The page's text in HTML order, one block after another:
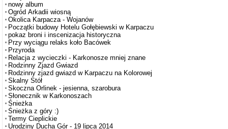
nowy album
Ogród Arkadii wiosną
Okolica Karpacza - Wojanów
Początki budowy Hotelu Gołębiewski w Karpaczu
pokaz broni i inscenizacja historyczna
Przy wyciągu relaks koło Bacówek
Przyroda
Relacja z wycieczki - Karkonosze mniej znane
Rodzinny Zjazd Gwiazd
Rodzinny zjazd gwiazd w Karpaczu na Kolorowej
Skalny Stół
Skoczna Orlinek - jesienna, szarobura
Słonecznik w Karkonoszach
Śnieżka
Śnieżka z góry :)
Termy Cieplickie
Urodziny Ducha Gór - 19 lipca 2014